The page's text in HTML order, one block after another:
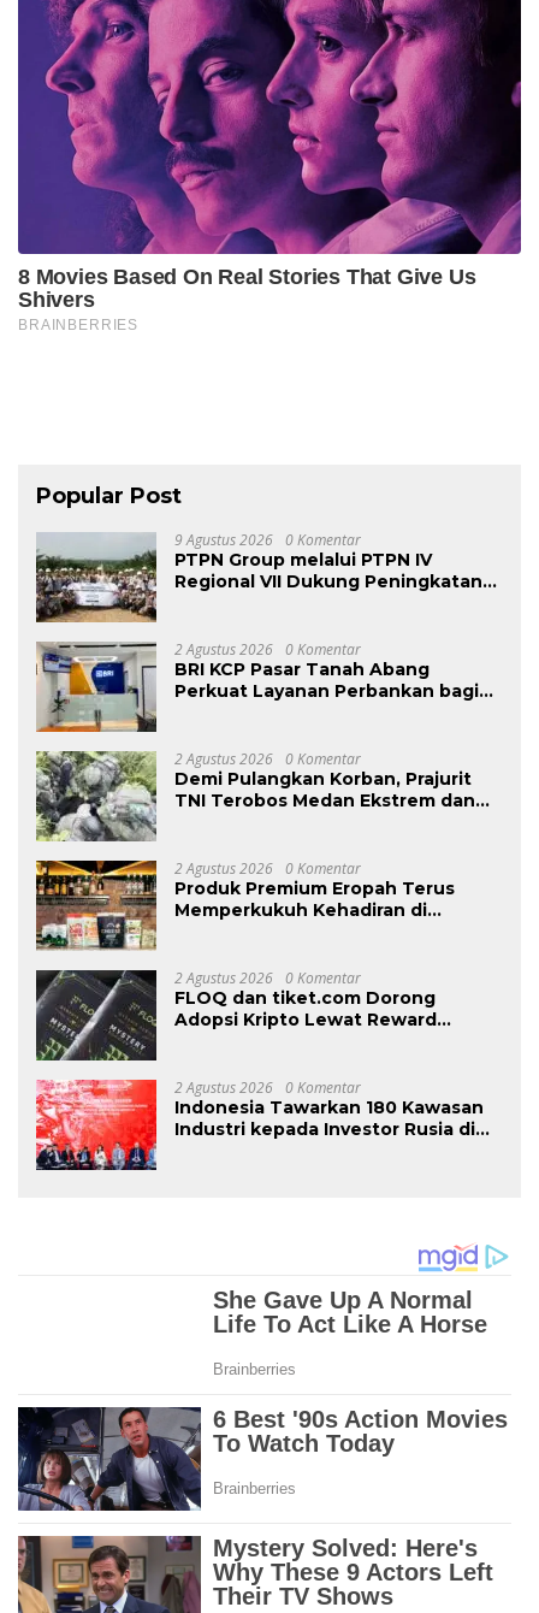
Popular Post
9 Agustus 2026 0 Komentar
PTPN Group melalui PTPN IV
Regional VII Dukung Peningkatan
Way Kanan
2 Agustus 2026 0 Komentar
BRI KCP Pasar Tanah Abang
Perkuat Layanan Perbankan bagi
2 Agustus 2026 0 Komentar
Demi Pulangkan Korban, Prajurit
TNI Terobos Medan Ekstrem dan
2 Agustus 2026 0 Komentar
Produk Premium Eropah Terus
Memperkukuh Kehadiran di
2 Agustus 2026 0 Komentar
FLOQ dan tiket.com Dorong
Adopsi Kripto Lewat Reward
2 Agustus 2026 0 Komentar
Indonesia Tawarkan 180 Kawasan
Industri kepada Investor Rusia di